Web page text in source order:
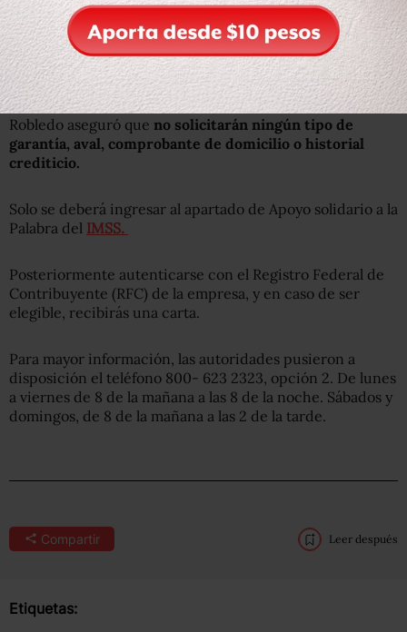
Robledo aseguró que no solicitarán ningún tipo de
garantía, aval, comprobante de domicilio o historial
crediticio.
Solo se deberá ingresar al apartado de Apoyo solidario a la
Palabra del IMSS.
Posteriormente autenticarse con el Registro Federal de
Contribuyente (RFC) de la empresa, y en caso de ser
elegible, recibirás una carta.
Para mayor información, las autoridades pusieron a
disposición el teléfono 800- 623 2323, opción 2. De lunes
a viernes de 8 de la mañana a las 8 de la noche. Sábados y
domingos, de 8 de la mañana a las 2 de la tarde.
Compartir Leer después
Etiquetas: